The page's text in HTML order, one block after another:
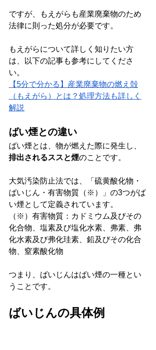
ですが、もえがらも産業廃棄物のため
法律に則った処分が必要です。
もえがらについて詳しく知りたい方
は、以下の記事も参考にしてくださ
い。
【5分で分かる】産業廃棄物の燃え殻
（もえがら）とは？処理方法も詳しく
解説
ばい煙との違い
ばい煙とは、物が燃えた際に発生し、
排出されるススと煙のことです。
大気汚染防止法では、「硫黄酸化物・
ばいじん・有害物質（※）」の3つがば
い煙として定義されています。
（※）有害物質：カドミウム及びその
化合物、塩素及び塩化水素、弗素、弗
化水素及び弗化珪素、鉛及びその化合
物、窒素酸化物
つまり、ばいじんはばい煙の一種とい
うことです。
ばいじんの具体例